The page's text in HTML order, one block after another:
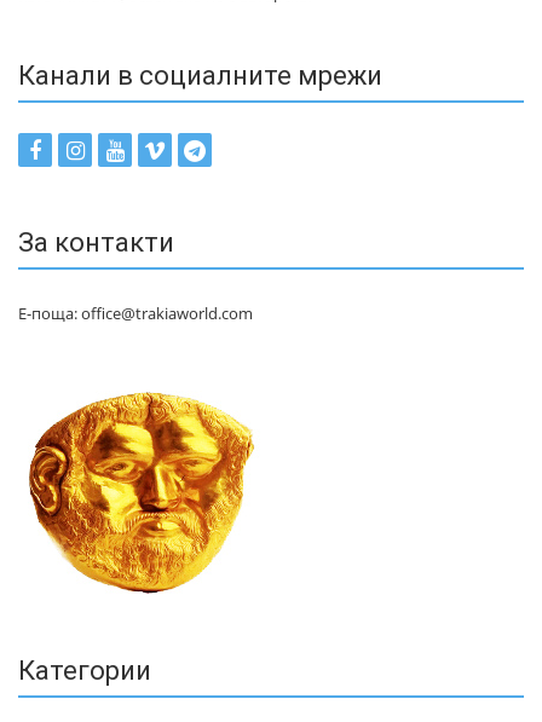
Канали в социалните мрежи
За контакти
Е-поща: office@trakiaworld.com
Категории